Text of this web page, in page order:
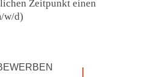
Zeitpunkt einen
w/d)